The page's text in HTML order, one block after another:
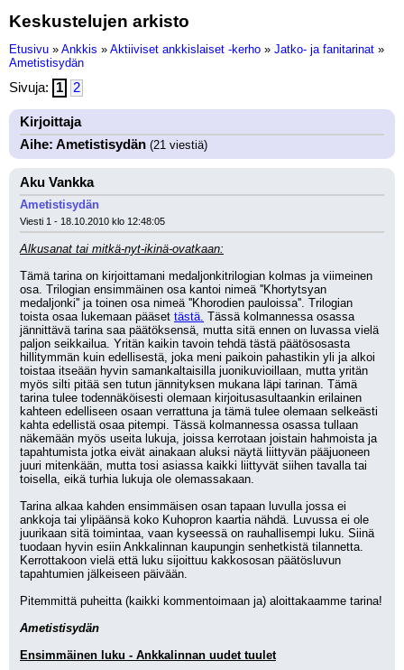
Keskustelujen arkisto
Etusivu » Ankkis » Aktiiviset ankkislaiset -kerho » Jatko- ja fanitarinat »
Ametistisydän
Sivuja: 1 2
Kirjoittaja
Aihe: Ametistisydän (21 viestiä)
Aku Vankka
Ametistisydän
Viesti 1 - 18.10.2010 klo 12:48:05
Alkusanat tai mitkä-nyt-ikinä-ovatkaan:
Tämä tarina on kirjoittamani medaljonkitrilogian kolmas ja viimeinen
osa. Trilogian ensimmäinen osa kantoi nimeä ''Khortytsyan
medaljonki'' ja toinen osa nimeä ''Khorodien pauloissa''. Trilogian
toista osaa lukemaan pääset tästä. Tässä kolmannessa osassa
jännittävä tarina saa päätöksensä, mutta sitä ennen on luvassa vielä
paljon seikkailua. Yritän kaikin tavoin tehdä tästä päätösosasta
hillitymmän kuin edellisestä, joka meni paikoin pahastikin yli ja alkoi
toistaa itseään hyvin samankaltaisilla juonikuvioillaan, mutta yritän
myös silti pitää sen tutun jännityksen mukana läpi tarinan. Tämä
tarina tulee todennäköisesti olemaan kirjoitusasultaankin erilainen
kahteen edelliseen osaan verrattuna ja tämä tulee olemaan selkeästi
kahta edellistä osaa pitempi. Tässä kolmannessa osassa tullaan
näkemään myös useita lukuja, joissa kerrotaan joistain hahmoista ja
tapahtumista jotka eivät ainakaan aluksi näytä liittyvän pääjuoneen
juuri mitenkään, mutta tosi asiassa kaikki liittyvät siihen tavalla tai
toisella, eikä turhia lukuja ole olemassakaan.
Tarina alkaa kahden ensimmäisen osan tapaan luvulla jossa ei
ankkoja tai ylipäänsä koko Kuhopron kaartia nähdä. Luvussa ei ole
juurikaan sitä toimintaa, vaan kyseessä on rauhallisempi luku. Siinä
tuodaan hyvin esiin Ankkalinnan kaupungin senhetkistä tilannetta.
Kerrottakoon vielä että luku sijoittuu kakkososan päätösluvun
tapahtumien jälkeiseen päivään.
Pitemmittä puheitta (kaikki kommentoimaan ja) aloittakaamme tarina!
Ametistisydän
Ensimmäinen luku - Ankkalinnan uudet tuulet